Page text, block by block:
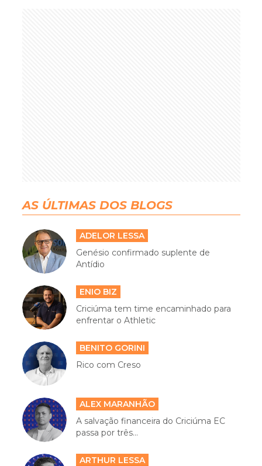
AS ÚLTIMAS DOS BLOGS
ADELOR LESSA
Genésio confirmado suplente de
Antídio
ENIO BIZ
Criciúma tem time encaminhado para
enfrentar o Athletic
BENITO GORINI
Rico com Creso
ALEX MARANHÃO
A salvação financeira do Criciúma EC
passa por três...
ARTHUR LESSA